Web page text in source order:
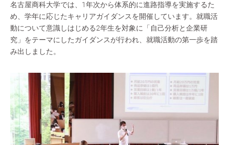
名古屋商科大学では、1年次から体系的に進路指導を実施するた
め、学年に応じたキャリアガイダンスを開催しています。就職活
動について意識しはじめる2年生を対象に「自己分析と企業研
究」をテーマにしたガイダンスが行われ、就職活動の第一歩を踏
み出しました。